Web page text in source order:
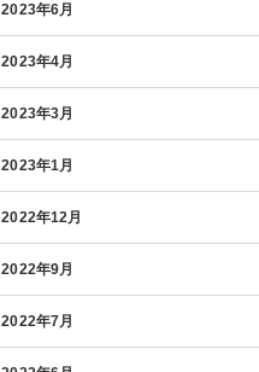
2023年6月
2023年4月
2023年3月
2023年1月
2022年12月
2022年9月
2022年7月